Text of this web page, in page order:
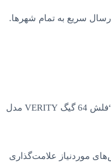
سریع به تمام شهرها.
اولین کسی باشید که دیدگاهی می نویسد “فلش 64 گیگ VERITY مدل
موردنیاز علامت‌گذاری